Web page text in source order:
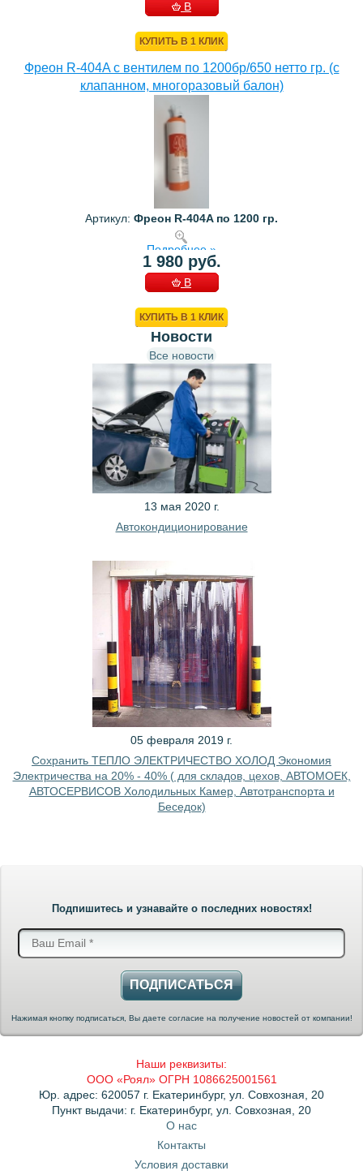
В
КУПИТЬ В 1 КЛИК
Фреон R-404A с вентилем по 1200бр/650 нетто гр. (с
клапанном, многоразовый балон)
Артикул: Фреон R-404A по 1200 гр.
Подробнее »
1 980 руб.
В
КУПИТЬ В 1 КЛИК
Новости
Все новости
13 мая 2020 г.
Автокондиционирование
05 февраля 2019 г.
Сохранить ТЕПЛО ЭЛЕКТРИЧЕСТВО ХОЛОД Экономия
Электричества на 20% - 40% ( для складов, цехов, АВТОМОЕК,
АВТОСЕРВИСОВ Холодильных Камер, Автотранспорта и
Беседок)
Подпишитесь и узнавайте о последних новостях!
ПОДПИСАТЬСЯ
Нажимая кнопку подписаться, Вы даете согласие на получение новостей от компании!
Наши реквизиты:
ООО «Роял» ОГРН 1086625001561
Юр. адрес: 620057 г. Екатеринбург, ул. Совхозная, 20
Пункт выдачи: г. Екатеринбург, ул. Совхозная, 20
О нас
Контакты
Условия доставки